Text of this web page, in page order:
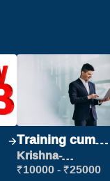
Training cum
Placement
Krishna-
vijayawada
₹10000 - ₹25000